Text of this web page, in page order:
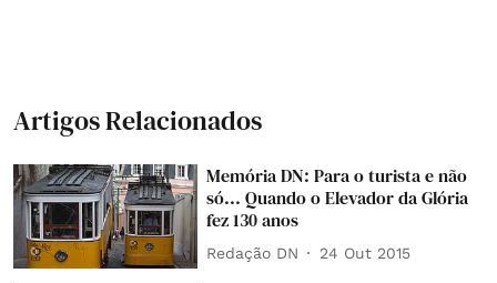
Artigos Relacionados
Memória DN: Para o turista e não
só... Quando o Elevador da Glória
fez 130 anos
Redação DN 24 Out 2015